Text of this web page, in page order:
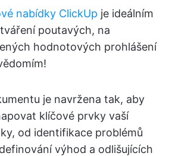
nabídky ClickUp je ideálním
poutavých, na
hodnotových prohlášení
je navržena tak, aby
klíčové prvky vaší
od identifikace problémů
výhod a odlišujících